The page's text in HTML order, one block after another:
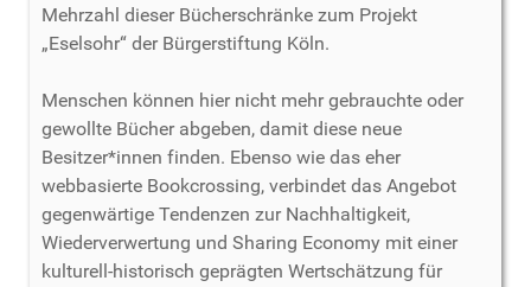
Mehrzahl dieser Bücherschränke zum Projekt
„Eselsohr“ der Bürgerstiftung Köln.
Menschen können hier nicht mehr gebrauchte oder
gewollte Bücher abgeben, damit diese neue
Besitzer*innen finden. Ebenso wie das eher
webbasierte Bookcrossing, verbindet das Angebot
gegenwärtige Tendenzen zur Nachhaltigkeit,
Wiederverwertung und Sharing Economy mit einer
kulturell-historisch geprägten Wertschätzung für